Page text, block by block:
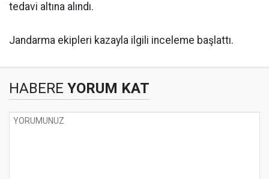
tedavi altına alındı.
Jandarma ekipleri kazayla ilgili inceleme başlattı.
HABERE YORUM KAT